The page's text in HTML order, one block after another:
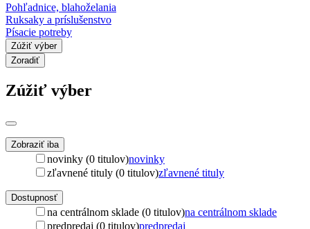
Pohľadnice, blahoželania
Ruksaky a príslušenstvo
Písacie potreby
Zúžiť výber
Zoradiť
Zúžiť výber
Zobraziť iba
novinky (0 titulov)novinky
zľavnené tituly (0 titulov)zľavnené tituly
Dostupnosť
na centrálnom sklade (0 titulov)na centrálnom sklade
predpredaj (0 titulov)predpredaj